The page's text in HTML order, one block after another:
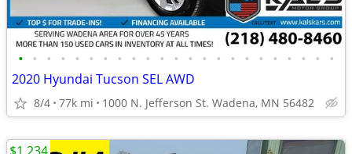
• • • • • • • • • • • • • • • • • • • • • • •
2020 Hyundai Tucson SEL AWD
8/4 77k mi 1000 N. Jefferson St. Wadena, MN 56482